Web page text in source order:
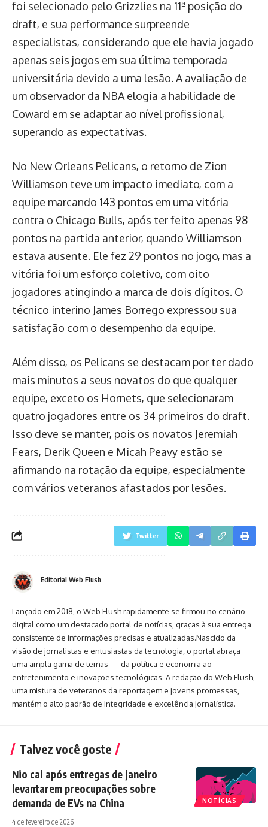
foi selecionado pelo Grizzlies na 11ª posição do
draft, e sua performance surpreende
especialistas, considerando que ele havia jogado
apenas seis jogos em sua última temporada
universitária devido a uma lesão. A avaliação de
um observador da NBA elogia a habilidade de
Coward em se adaptar ao nível profissional,
superando as expectativas.
No New Orleans Pelicans, o retorno de Zion
Williamson teve um impacto imediato, com a
equipe marcando 143 pontos em uma vitória
contra o Chicago Bulls, após ter feito apenas 98
pontos na partida anterior, quando Williamson
estava ausente. Ele fez 29 pontos no jogo, mas a
vitória foi um esforço coletivo, com oito
jogadores atingindo a marca de dois dígitos. O
técnico interino James Borrego expressou sua
satisfação com o desempenho da equipe.
Além disso, os Pelicans se destacam por ter dado
mais minutos a seus novatos do que qualquer
equipe, exceto os Hornets, que selecionaram
quatro jogadores entre os 34 primeiros do draft.
Isso deve se manter, pois os novatos Jeremiah
Fears, Derik Queen e Micah Peavy estão se
afirmando na rotação da equipe, especialmente
com vários veteranos afastados por lesões.
Twitter
Editorial Web Flush
Lançado em 2018, o Web Flush rapidamente se firmou no cenário
digital como um destacado portal de notícias, graças à sua entrega
consistente de informações precisas e atualizadas.Nascido da
visão de jornalistas e entusiastas da tecnologia, o portal abraça
uma ampla gama de temas — da política e economia ao
entretenimento e inovações tecnológicas. A redação do Web Flush,
uma mistura de veteranos da reportagem e jovens promessas,
mantém o alto padrão de integridade e excelência jornalística.
Talvez você goste
NOTÍCIAS
Nio cai após entregas de janeiro
levantarem preocupações sobre
demanda de EVs na China
4 de fevereiro de 2026